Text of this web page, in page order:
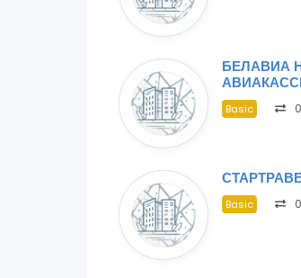
БЕЛАВИА
Basic
Basic